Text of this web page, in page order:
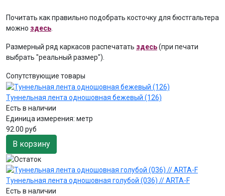
Почитать как правильно подобрать косточку для бюстгальтера
можно здесь
Размерный ряд каркасов распечатать здесь(при печати
выбрать "реальный размер").
Сопутствующие товары
Туннельная лента одношовная бежевый (126)
Есть в наличии
Единица измерения: метр
92.00 руб
В корзину
Туннельная лента одношовная голубой (036) // ARTA-F
Есть в наличии